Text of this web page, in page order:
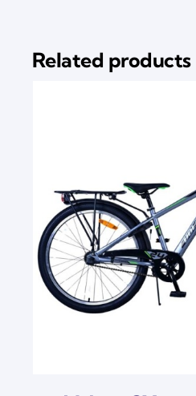
Related products